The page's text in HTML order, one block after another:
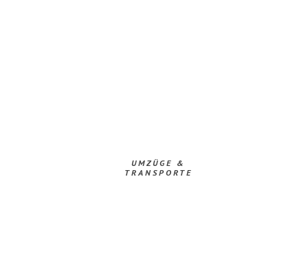
UMZÜGE &
TRANSPORTE